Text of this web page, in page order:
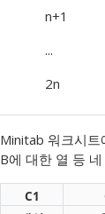
n+1
...
2n
Minitab 워크시트
B에 대한 열 등
C1